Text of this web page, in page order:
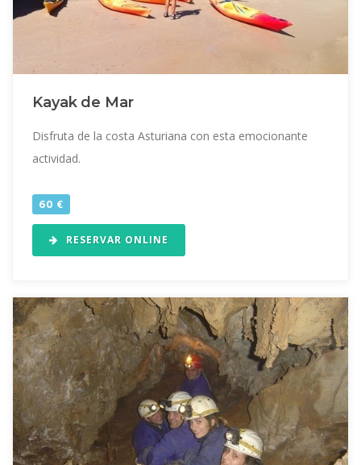
Kayak de Mar
Disfruta de la costa Asturiana con esta emocionante
actividad.
60 €
RESERVAR ONLINE